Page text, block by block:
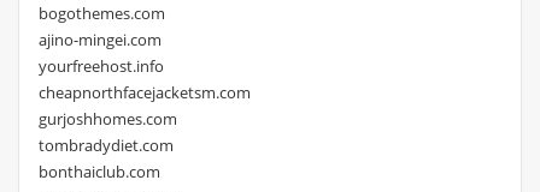
bogothemes.com
ajino-mingei.com
yourfreehost.info
cheapnorthfacejacketsm.com
gurjoshhomes.com
tombradydiet.com
bonthaiclub.com